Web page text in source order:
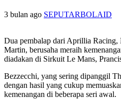
3 bulan ago SEPUTARBOLAID
Dua pembalap dari Aprillia Racing,
Martin, berusaha meraih
diadakan di Sirkuit Le Mans,
Bezzecchi, yang sering dipanggil
dengan hasil yang cukup
kemenangan di beberapa seri awal.